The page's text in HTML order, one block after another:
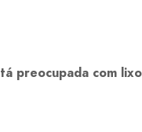
preocupada com